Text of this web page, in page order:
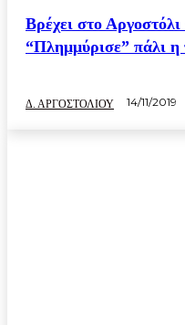
Βρέχει στο
“Πλημμύρισε” πάλι η
Δ. ΑΡΓΟΣΤΟΛΙΟΥ 14/11/2019